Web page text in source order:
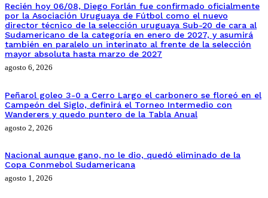
Recién hoy 06/08, Diego Forlán fue confirmado oficialmente
por la Asociación Uruguaya de Fútbol como el nuevo
director técnico de la selección uruguaya Sub-20 de cara al
Sudamericano de la categoría en enero de 2027, y asumirá
también en paralelo un interinato al frente de la selección
mayor absoluta hasta marzo de 2027
agosto 6, 2026
Peñarol goleo 3-0 a Cerro Largo el carbonero se floreó en el
Campeón del Siglo, definirá el Torneo Intermedio con
Wanderers y quedo puntero de la Tabla Anual
agosto 2, 2026
Nacional aunque gano, no le dio, quedó eliminado de la
Copa Conmebol Sudamericana
agosto 1, 2026